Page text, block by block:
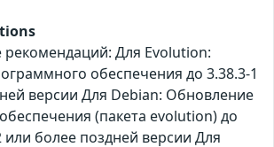
Для Evolution:
обеспечения до 3.38.3-1
версии Для Debian: Обновление
(пакета evolution) до
или более поздней версии Для